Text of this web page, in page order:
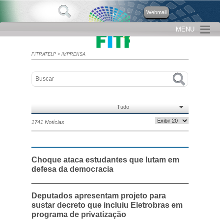
Webmail
MENU
FITRATELP > IMPRENSA
Tudo
1741 Notícias
Choque ataca estudantes que lutam em
defesa da democracia
Deputados apresentam projeto para
sustar decreto que incluiu Eletrobras em
programa de privatização